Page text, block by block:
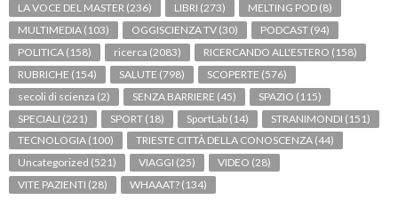
LA VOCE DEL MASTER (236) LIBRI (273) MELTING POD (8)
MULTIMEDIA (103) OGGISCIENZA TV (30) PODCAST (94)
POLITICA (158) ricerca (2083) RICERCANDO ALL'ESTERO (158)
RUBRICHE (154) SALUTE (798) SCOPERTE (576)
secoli di scienza (2) SENZA BARRIERE (45) SPAZIO (115)
SPECIALI (221) SPORT (18) SportLab (14) STRANIMONDI (151)
TECNOLOGIA (100) TRIESTE CITTÀ DELLA CONOSCENZA (44)
Uncategorized (521) VIAGGI (25) VIDEO (28)
VITE PAZIENTI (28) WHAAAT? (134)